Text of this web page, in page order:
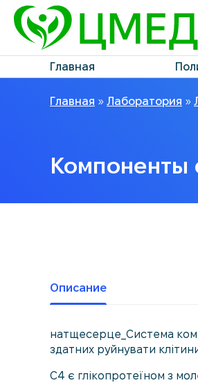
Главная
Главная » Лаборатория »
Компоненты
Описание
натщесерце_Система
здатних руйнувати
С4 є глікопротеїном з